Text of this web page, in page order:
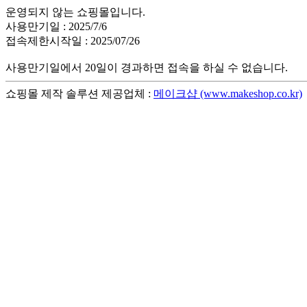
운영되지 않는 쇼핑몰입니다.
사용만기일 : 2025/7/6
접속제한시작일 : 2025/07/26
사용만기일에서 20일이 경과하면 접속을 하실 수 없습니다.
쇼핑몰 제작 솔루션 제공업체 : 메이크샵 (www.makeshop.co.kr)